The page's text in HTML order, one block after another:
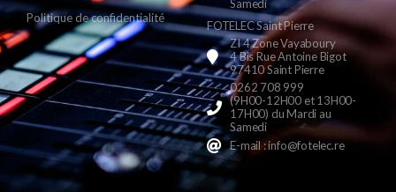
Politique de confidentialité
Samedi
FOTELEC Saint Pierre
ZI 4 Zone Vayaboury
4 Bis Rue Antoine Bigot
97410 Saint Pierre
0262 708 999
(9H00-12H00 et 13H00-
17H00) du Mardi au
Samedi
E-mail : info@fotelec.re